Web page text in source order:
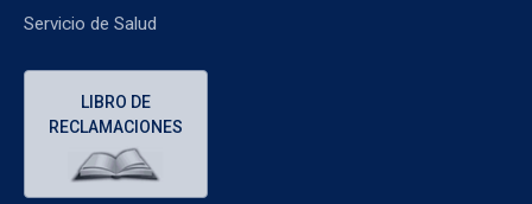
Servicio de Salud
LIBRO DE
RECLAMACIONES